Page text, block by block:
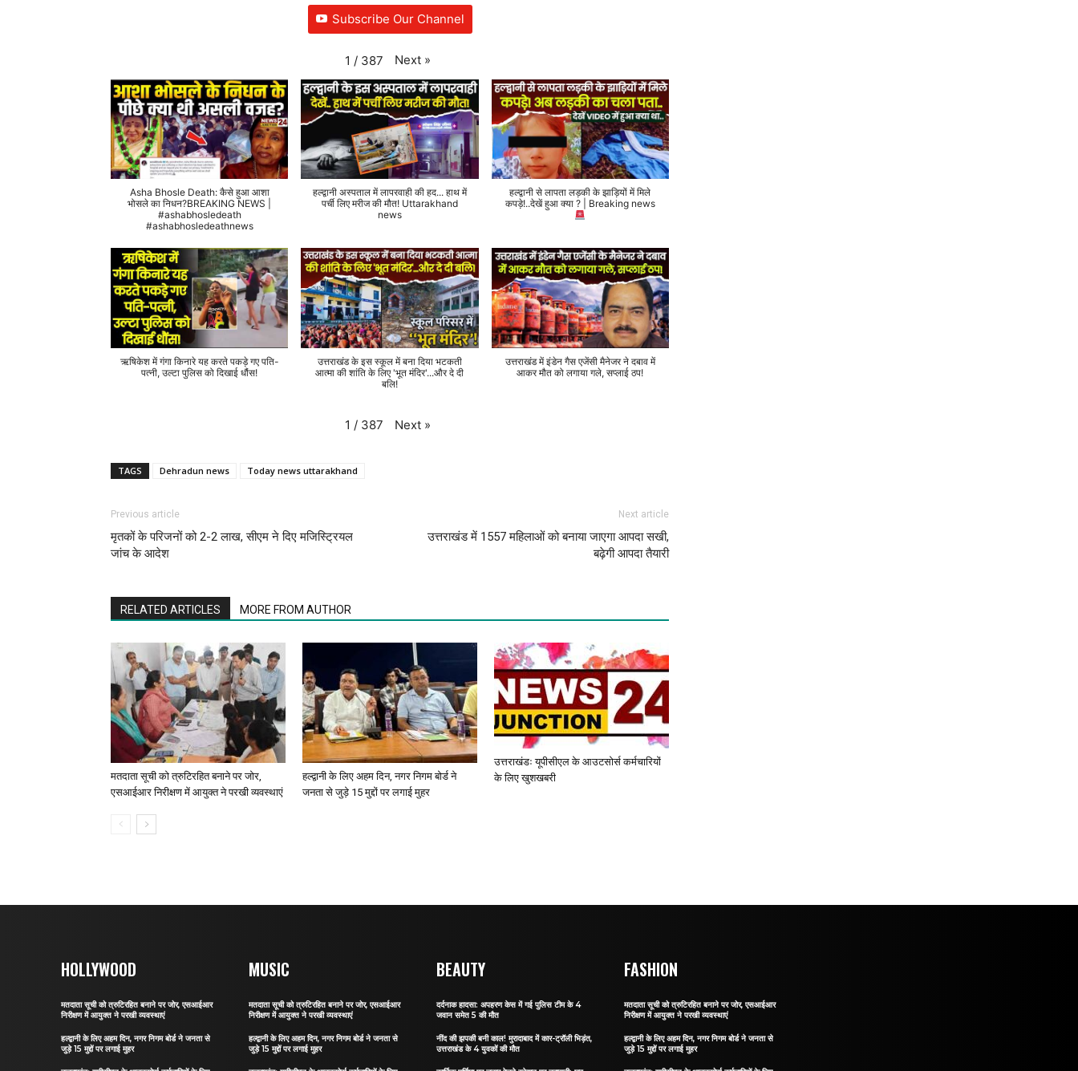
Subscribe Our Channel
1 / 387 Next »
Asha Bhosle Death: कैसे हुआ आशा
भोसले का निधन?BREAKING NEWS |
#ashabhosledeath
#ashabhosledeathnews
हल्द्वानी अस्पताल में लापरवाही की हद... हाथ में
पर्ची लिए मरीज की मौत! Uttarakhand
news
हल्द्वानी से लापता लड़की के झाड़ियों में मिले
कपड़े!..देखें हुआ क्या ? | Breaking news
ऋषिकेश में गंगा किनारे यह करते पकड़े गए पति-
पत्नी, उल्टा पुलिस को दिखाई धौंस!
उत्तराखंड के इस स्कूल में बना दिया भटकती
आत्मा की शांति के लिए 'भूत मंदिर'...और दे दी
बलि!
उत्तराखंड में इंडेन गैस एजेंसी मैनेजर ने दबाव में
आकर मौत को लगाया गले, सप्लाई ठप!
1 / 387 Next »
TAGS Dehradun news Today news uttarakhand
Previous article
मृतकों के परिजनों को 2-2 लाख, सीएम ने दिए मजिस्ट्रियल
जांच के आदेश
Next article
उत्तराखंड में 1557 महिलाओं को बनाया जाएगा आपदा सखी,
बढ़ेगी आपदा तैयारी
RELATED ARTICLES MORE FROM AUTHOR
मतदाता सूची को त्रुटिरहित बनाने पर जोर,
एसआईआर निरीक्षण में आयुक्त ने परखी व्यवस्थाएं
हल्द्वानी के लिए अहम दिन, नगर निगम बोर्ड ने
जनता से जुड़े 15 मुद्दों पर लगाई मुहर
उत्तराखंडः यूपीसीएल के आउटसोर्स कर्मचारियों
के लिए खुशखबरी
HOLLYWOOD
मतदाता सूची को त्रुटिरहित बनाने पर जोर, एसआईआर
निरीक्षण में आयुक्त ने परखी व्यवस्थाएं
हल्द्वानी के लिए अहम दिन, नगर निगम बोर्ड ने जनता से
जुड़े 15 मुद्दों पर लगाई मुहर
MUSIC
मतदाता सूची को त्रुटिरहित बनाने पर जोर, एसआईआर
निरीक्षण में आयुक्त ने परखी व्यवस्थाएं
हल्द्वानी के लिए अहम दिन, नगर निगम बोर्ड ने जनता से
जुड़े 15 मुद्दों पर लगाई मुहर
BEAUTY
दर्दनाक हादसा: अपहरण केस में गई पुलिस टीम के 4
जवान समेत 5 की मौत
नींद की झपकी बनी काल! मुरादाबाद में कार-ट्रॉली भिड़ंत,
उत्तराखंड के 4 युवकों की मौत
FASHION
मतदाता सूची को त्रुटिरहित बनाने पर जोर, एसआईआर
निरीक्षण में आयुक्त ने परखी व्यवस्थाएं
हल्द्वानी के लिए अहम दिन, नगर निगम बोर्ड ने जनता से
जुड़े 15 मुद्दों पर लगाई मुहर